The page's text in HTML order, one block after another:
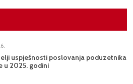
uspješnosti poslovanja poduzetnika
u 2025. godini